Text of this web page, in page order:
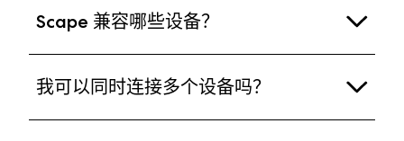
效果。在 Adjust Pro 中，您还可以升级最新设备固
件，无需下载或运行任何软件。连接时可通过附带的
线缆或 USB-A 接口的适配器进行连接。
电脑的 USB-A 接口。或者，使用附带的 2.4 GHz
USB-A 无线接收器连接电脑，则可享受超低延迟的
无线音频传输。
Scape 兼容哪些设备？
我可以同时连接多个设备吗？